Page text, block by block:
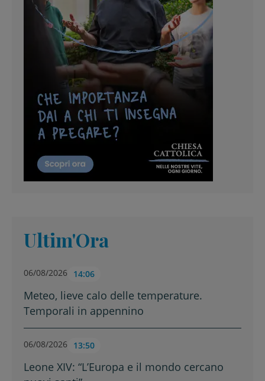
Ultim'Ora
06/08/2026 14:06
Meteo, lieve calo delle temperature.
Temporali in appennino
06/08/2026 13:50
Leone XIV: “L’Europa e il mondo cercano